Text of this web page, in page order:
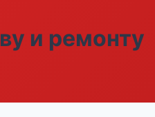
и ремонту